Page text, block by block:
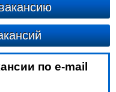
по e-mail